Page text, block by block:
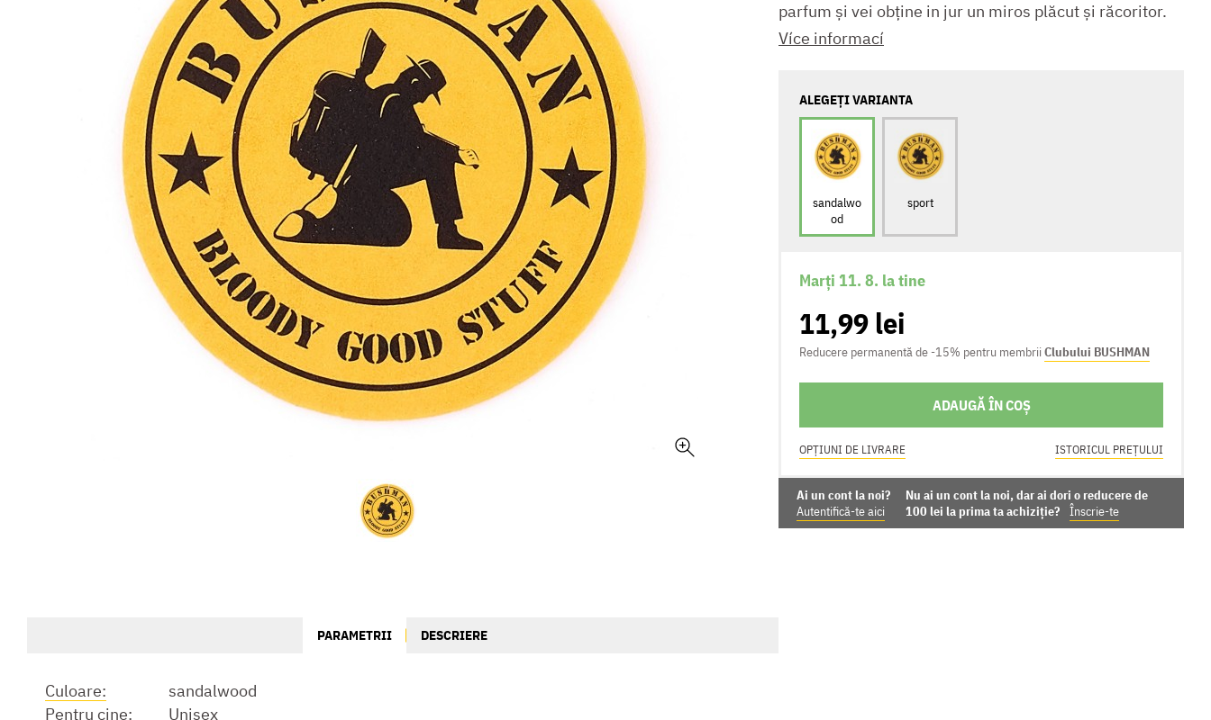
parfum și vei obține in jur un miros plăcut și răcoritor.
Více informací
ALEGEȚI VARIANTA
sandalwo
od
sport
Marți 11. 8. la tine
11,99 lei
Reducere permanentă de -15% pentru membrii Clubului BUSHMAN
ADAUGĂ ÎN COȘ
OPȚIUNI DE LIVRARE ISTORICUL PREȚULUI
Ai un cont la noi?
Autentifică-te aici
Nu ai un cont la noi, dar ai dori o reducere de
100 lei la prima ta achiziție?
Înscrie-te
PARAMETRII DESCRIERE
Culoare:
sandalwood
Pentru cine:
Unisex